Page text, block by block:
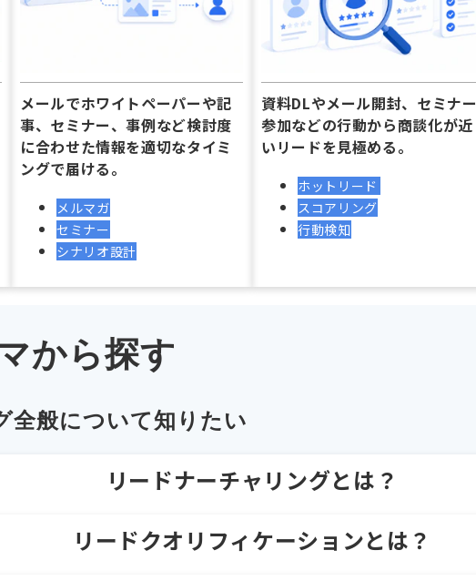
メールでホワイトペーパーや記
事、セミナー、事例など検討度
に合わせた情報を適切なタイミ
ングで届ける。
メルマガ
セミナー
シナリオ設計
資料DLやメール開封、セミナー
参加などの行動から商談化が近
いリードを見極める。
ホットリード
スコアリング
行動検知
から探す
全般について知りたい
リードナーチャリングとは？
リードクオリフィケーションとは？